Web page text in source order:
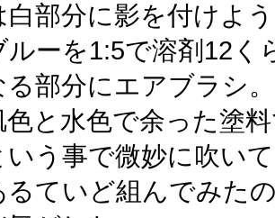
白部分に影を付けよ
ルーを1:5で溶剤12
部分にエアブラシ。
色と水色で余った塗
いう事で微妙に吹い
るていど組んでみた